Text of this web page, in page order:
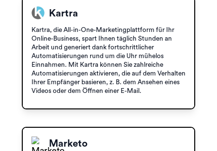
Kartra
Kartra, die All-in-One-Marketingplattform für Ihr
Online-Business, spart Ihnen täglich Stunden an
Arbeit und generiert dank fortschrittlicher
Automatisierungen rund um die Uhr mühelos
Einnahmen. Mit Kartra können Sie zahlreiche
Automatisierungen aktivieren, die auf dem Verhalten
Ihrer Empfänger basieren, z. B. dem Ansehen eines
Videos oder dem Öffnen einer E-Mail.
Marketo